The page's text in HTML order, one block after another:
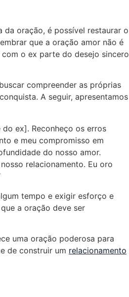
da oração, é possível restaurar o
que a oração amor não é
o ex parte do desejo sincero
compreender as próprias
A seguir, apresentamos
ex]. Reconheço os erros
e meu compromisso em
do nosso amor.
relacionamento. Eu oro
tempo e exigir esforço e
a oração deve ser
uma oração poderosa para
de construir um relacionamento